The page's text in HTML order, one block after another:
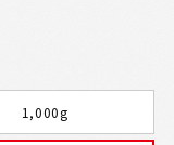
1,000g